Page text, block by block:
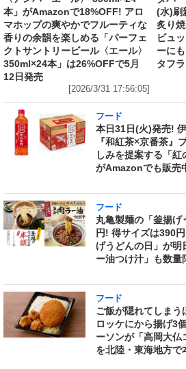
本」がAmazonで18%OFF! アロ
マホップの爽やかでフルーティな
香りの余韻を楽しめる「パーフェ
クトサントリービール〈エール〉
350ml×24本」は26%OFFで5月
12日発売
[2026/3/31 17:56:05]
(水)刷
炙り
ビュ
ーに
タフ
フード
本日31日(火)発売!
『和紅茶×京番茶』
しみを提案する「紅
がAmazonでも販売
フード
丸亀製麺の「釜揚
円! 得サイズは390
げうどんの日」が明
ー油つけ汁」も数量
フード
ご飯が隠れてしまう
ロッケにから揚げ3
ーソンが「高岡大仏
を北陸・東海地方で